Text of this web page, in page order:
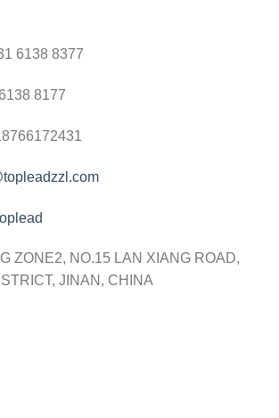
6138 8377
8177
ZONE2, NO.15 LAN XIANG ROAD,
JINAN, CHINA